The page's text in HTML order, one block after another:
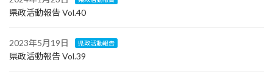
県政活動報告 Vol.40
2023年5月19日 県政活動報告
県政活動報告 Vol.39